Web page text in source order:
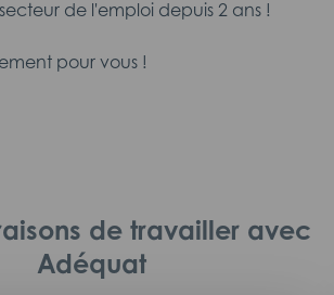
de l'emploi depuis 2 ans !
pour vous !
de travailler avec
Adéquat